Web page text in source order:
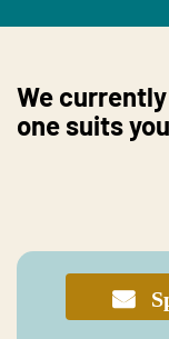
We
one suits